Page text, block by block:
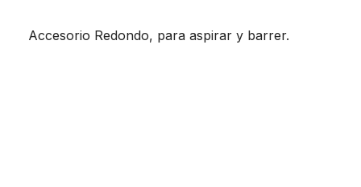
Accesorio Redondo, para aspirar y barrer.